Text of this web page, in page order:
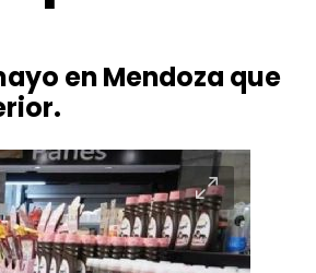
en Mendoza que